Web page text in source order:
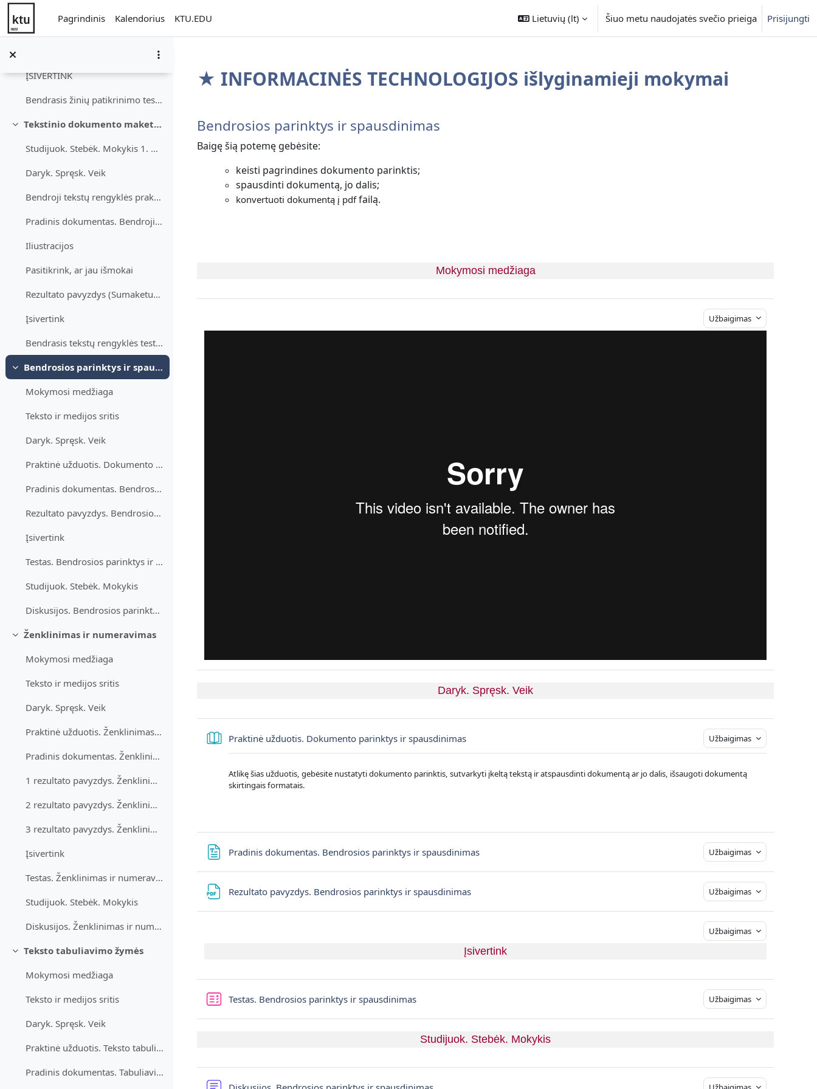
Pereiti į pagrindinį turinį
Pagrindinis
Kalendorius KTU.EDU Lietuvių ‎(lt)‎ Šiuo metu naudojatės svečio prieiga Prisijungti
Informacija besimokantiesiems
Tekstinio dokumento maketavimas Skaitinės informac...
ĮSIVERTINK
Bendrasis žinių patikrinimo testas (tekstų rengyklė, skaičiuoklė)
Sutraukti
Tekstinio dokumento maketavimas
Studijuok. Stebėk. Mokykis 1. Bendrosios parinktys...
Daryk. Spręsk. Veik
Bendroji tekstų rengyklės praktinė užduotis.
Pradinis dokumentas. Bendroji tekstų rengyklės praktinė užduotis
Iliustracijos
Pasitikrink, ar jau išmokai
Rezultato pavyzdys (Sumaketuotas dokumentas)
Įsivertink
Bendrasis tekstų rengyklės testas.
Sutraukti
Bendrosios parinktys ir spausdinimas
Mokymosi medžiaga
Teksto ir medijos sritis
Daryk. Spręsk. Veik
Praktinė užduotis. Dokumento parinktys ir spausdinimas
Pradinis dokumentas. Bendrosios parinktys ir spausdinimas
Rezultato pavyzdys. Bendrosios parinktys ir spausdinimas
Įsivertink
Testas. Bendrosios parinktys ir spausdinimas
Studijuok. Stebėk. Mokykis
Diskusijos. Bendrosios parinktys ir spausdinimas
Sutraukti
Ženklinimas ir numeravimas
Mokymosi medžiaga
Teksto ir medijos sritis
Daryk. Spręsk. Veik
Praktinė užduotis. Ženklinimas ir numeravimas
Pradinis dokumentas. Ženklinimas ir numeravimas
1 rezultato pavyzdys. Ženklinimas ir numeravimas
2 rezultato pavyzdys. Ženklinimas ir numeravimas
3 rezultato pavyzdys. Ženklinimas ir numeravimas
Įsivertink
Testas. Ženklinimas ir numeravimas
Studijuok. Stebėk. Mokykis
Diskusijos. Ženklinimas ir numeravimas
Sutraukti
Teksto tabuliavimo žymės
Mokymosi medžiaga
Teksto ir medijos sritis
Daryk. Spręsk. Veik
Praktinė užduotis. Teksto tabuliavimo žymės
Pradinis dokumentas. Tabuliavimas
★ INFORMACINĖS TECHNOLOGIJOS išlyginamieji mokymai
Dalies kontūras
Bendrosios parinktys ir spausdinimas
Baigę šią potemę gebėsite:
keisti pagrindines dokumento parinktis;
spausdinti dokumentą, jo dalis;
konvertuoti dokumentą į pdffailą.
Mokymosi medžiaga
Užbaigimas
Daryk. Spręsk. Veik
Praktinė užduotis. Dokumento parinktys ir spausdinimasKnyga Užbaigimas
Atlikę šias užduotis, gebėsite nustatyti dokumento parinktis, sutvarkyti įkeltą tekstą ir atspausdinti dokumentą ar jo dalis, išsaugoti dokumentą
skirtingais formatais.
Pradinis dokumentas. Bendrosios parinktys ir spausdinimas Užbaigimas
Rezultato pavyzdys. Bendrosios parinktys ir spausdinimas Užbaigimas
Užbaigimas
Įsivertink
Testas. Bendrosios parinktys ir spausdinimas Užbaigimas
Studijuok. Stebėk. Mokykis